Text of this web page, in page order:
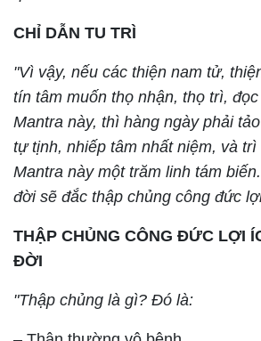
CHỈ DẪN TU TRÌ
"Vì vậy, nếu các thiện nam tử,
tín tâm muốn thọ nhận, thọ trì,
Mantra này, thì hàng ngày phải
tự tịnh, nhiếp tâm nhất niệm, và trì
Mantra này một trăm linh tám
đời sẽ đắc thập chủng công đức
THẬP CHỦNG CÔNG ĐỨC LỢI
ĐỜI
"Thập chủng là gì? Đó là: